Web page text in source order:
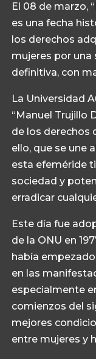
El 08 de marzo,
es una fecha
los derechos
mujeres por una
definitiva, con
La Universidad
“Manuel Trujillo
de los derechos
ello, que se une
esta efeméride
sociedad y
erradicar
Este día fue
de la ONU en
había
en las
especialmente
comienzos del
mejores
entre mujeres y